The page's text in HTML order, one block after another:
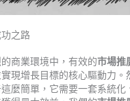
之路
商業環境中，有效的市場推
現增長目標的核心驅動力。
麼簡單，它需要一套系統化